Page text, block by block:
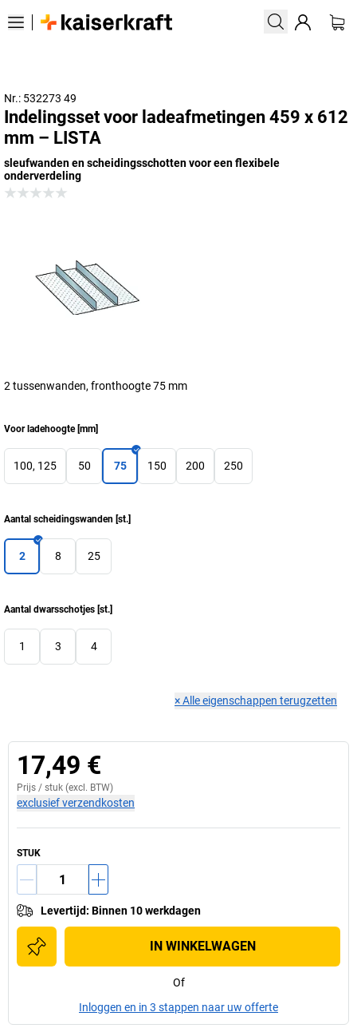
Nr.: 532273 49
Indelingsset voor ladeafmetingen 459 x 612
mm – LISTA
sleufwanden en scheidingsschotten voor een flexibele
onderverdeling
2 tussenwanden, fronthoogte 75 mm
Voor ladehoogte[mm]
100, 125 50 75 150 200 250
Aantal scheidingswanden [st.]
2 8 25
Aantal dwarsschotjes [st.]
1 3 4
×Alle eigenschappen terugzetten
17,49 €
Prijs / stuk (excl. BTW)
exclusief verzendkosten
STUK
Levertijd: Binnen 10 werkdagen
IN WINKELWAGEN
Of
Inloggen en in 3 stappen naar uw offerte